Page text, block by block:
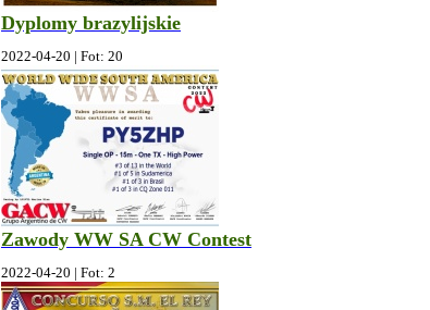
Dyplomy brazylijskie
2022-04-20 | Fot: 20
Zawody WW SA CW Contest
2022-04-20 | Fot: 2